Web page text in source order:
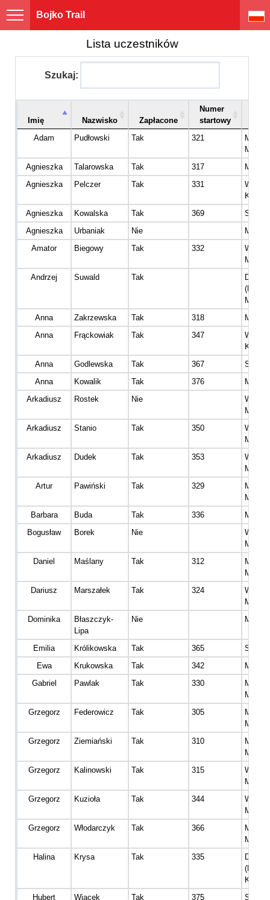
Bojko Trail
Lista uczestników
Szukaj:
Imię Nazwisko Zapłacone
Numer
startowy
Adam
Pudłowski Tak 321
Master
Agnieszka
Talarowska Tak 317
Agnieszka
Pelczer Tak 331
Kobiet
Agnieszka
Kowalska Tak 369
Senior
Agnieszka
Urbaniak Nie
Amator
Biegowy Tak 332
Andrzej
Suwald Tak
Anna
Zakrzewska Tak 318
Anna
Frąckowiak Tak 347
Kobiet
Anna
Godlewska Tak 367
Senior
Anna
Kowalik Tak 376
Arkadiusz
Rostek Nie
Arkadiusz
Stanio Tak 350
Arkadiusz
Dudek Tak 353
Artur
Pawiński Tak 329
Master
Barbara
Buda Tak 336
Bogusław
Borek Nie
Daniel
Maślany Tak 312
Master
Dariusz
Marszałek Tak 324
Dominika
Błaszczyk-
Lipa
Nie
Emilia Królikowska Tak 365
Senior
Ewa
Krukowska Tak 342
Gabriel
Pawlak Tak 330
Master
Grzegorz
Federowicz Tak 305
Master
Grzegorz
Ziemiański Tak 310
Master
Grzegorz
Kalinowski Tak 315
Grzegorz
Kuzioła Tak 344
Grzegorz
Włodarczyk Tak 366
Master
Halina
Krysa Tak 335
Kobiet
Hubert
Wiącek Tak 375
Senior